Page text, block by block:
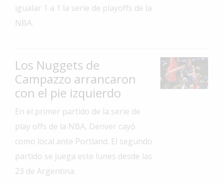
Interés
General
Deportes
Arte
Espectáculos
Policiales
Fotos
igualar 1 a 1 la serie de playoffs de la
NBA.
Los Nuggets de
Campazzo arrancaron
con el pie izquierdo
En el primer partido de la serie de
play offs de la NBA, Denver cayó
como local ante Portland. El segundo
partido se juega este lunes desde las
23 de Argentina.